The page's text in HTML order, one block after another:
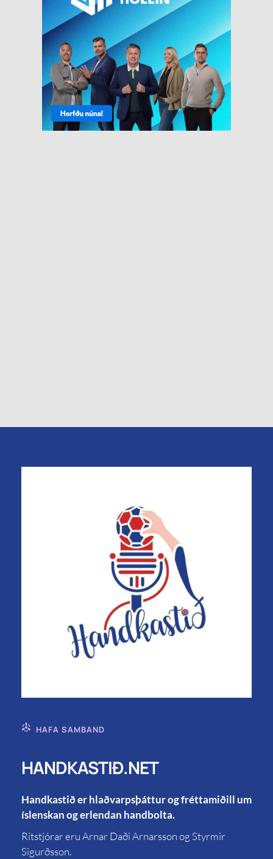
HAFA SAMBAND
HANDKASTIÐ.NET
Handkastið er hlaðvarpsþáttur og fréttamiðill um
íslenskan og erlendan handbolta.
Ritstjórar eru Arnar Daði Arnarsson og Styrmir
Sigurðsson.